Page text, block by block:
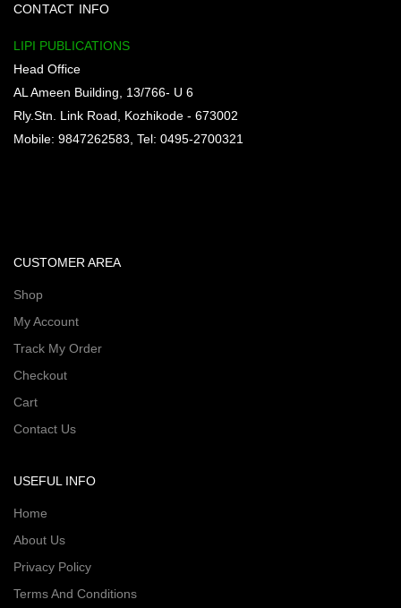
CONTACT INFO
LIPI PUBLICATIONS
Head Office
AL Ameen Building, 13/766- U 6
Rly.Stn. Link Road, Kozhikode - 673002
Mobile: 9847262583, Tel: 0495-2700321
CUSTOMER AREA
Shop
My Account
Track My Order
Checkout
Cart
Contact Us
USEFUL INFO
Home
About Us
Privacy Policy
Terms And Conditions